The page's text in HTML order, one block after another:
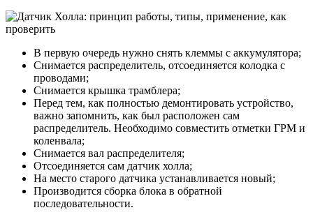
В первую очередь нужно снять клеммы с аккумулятора;
Снимается распределитель, отсоединяется колодка с
проводами;
Снимается крышка трамблера;
Перед тем, как полностью демонтировать устройство,
важно запомнить, как был расположен сам
распределитель. Необходимо совместить отметки ГРМ и
коленвала;
Снимается вал распределителя;
Отсоединяется сам датчик холла;
На место старого датчика устанавливается новый;
Производится сборка блока в обратной
последовательности.